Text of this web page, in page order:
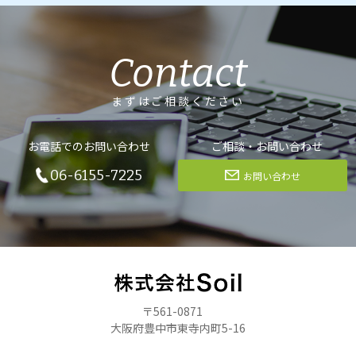
Contact
まずはご相談ください
お電話でのお問い合わせ
06-6155-7225
ご相談・お問い合わせ
お問い合わせ
〒561-0871
大阪府豊中市東寺内町5-16